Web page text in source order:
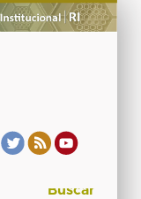
Buscar